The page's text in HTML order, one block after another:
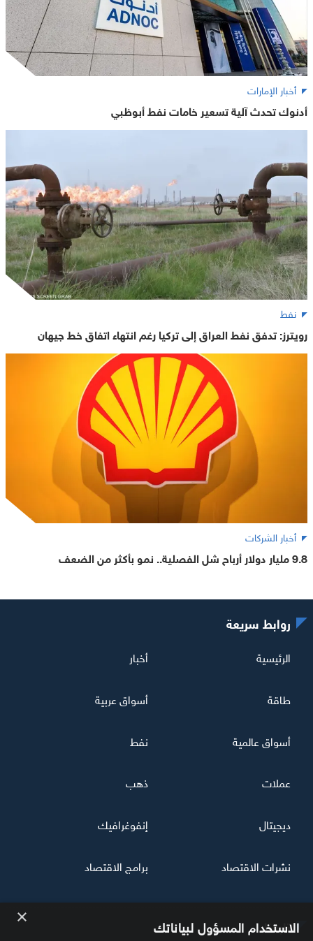
أخبار الإمارات
أدنوك تحدث آلية تسعير خامات نفط أبوظبي
نفط
رويترز: تدفق نفط العراق إلى تركيا رغم انتهاء اتفاق خط جيهان
أخبار الشركات
9.8 مليار دولار أرباح شل الفصلية.. نمو بأكثر من الضعف
تابعنا
روابط سريعة
الرئيسية أخبار
طاقة أسواق عربية
أسواق عالمية نفط
عملات ذهب
ديجيتال إنفوغرافيك
نشرات الاقتصاد برامج الاقتصاد
× الاستخدام المسؤول لبياناتك